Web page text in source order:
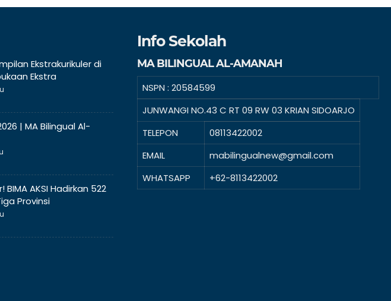
Ekstrakurikuler di
Ekstra
| MA Bilingual Al-
BIMA AKSI Hadirkan 522
Provinsi
Info Sekolah
MA BILINGUAL AL-AMANAH
NSPN : 20584599
JUNWANGI NO.43 C RT 09 RW 03 KRIAN SIDOARJO
TELEPON
08113422002
EMAIL
mabilingualnew@gmail.com
WHATSAPP
+62-8113422002